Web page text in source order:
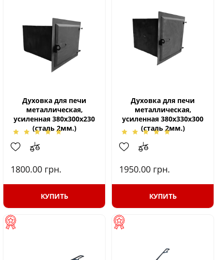
Духовка для печи
металлическая,
усиленная 380х300х230
(сталь 2мм.)
1800.00 грн.
КУПИТЬ
Духовка для печи
металлическая,
усиленная 380х330х300
(сталь 2мм.)
1950.00 грн.
КУПИТЬ